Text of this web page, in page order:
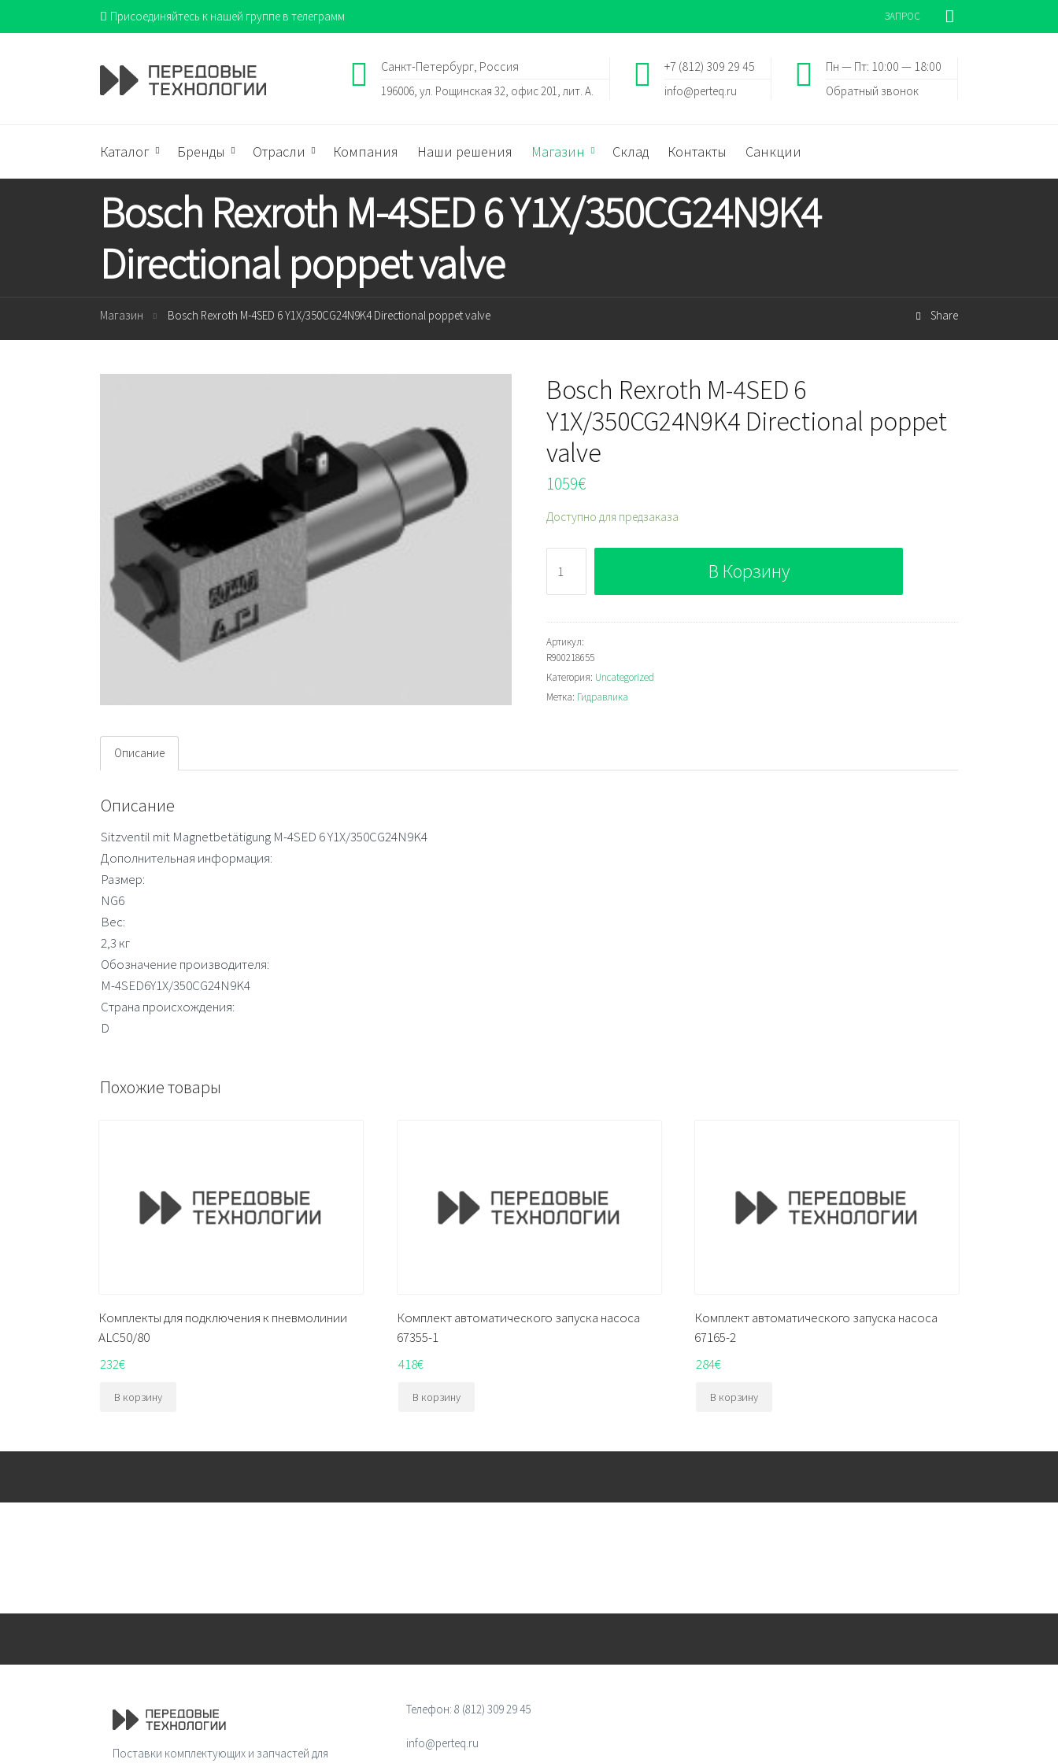
Присоединяйтесь к нашей группе в телеграмм ЗАПРОС
Пн — Пт: 10:00 — 18:00
Обратный звонок
+7 (812) 309 29 45
info@perteq.ru
Санкт-Петербург, Россия
196006, ул. Рощинская 32, офис 201, лит. А.
Каталог Бренды Отрасли Компания Наши решения Магазин Склад Контакты Санкции
Bosch Rexroth M-4SED 6 Y1X/350CG24N9K4
Directional poppet valve
Магазин Bosch Rexroth M-4SED 6 Y1X/350CG24N9K4 Directional poppet valve Share
Bosch Rexroth M-4SED 6
Y1X/350CG24N9K4 Directional poppet
valve
1059€
Доступно для предзаказа
Bosch
Rexroth
M-
4SED
6
Y1X/350CG24N9K4
Directional
В Корзину
Артикул:
R900218655
Категория: Uncategorized
Метка: Гидравлика
Описание
Описание
Sitzventil mit Magnetbetätigung M-4SED 6 Y1X/350CG24N9K4
Дополнительная информация:
Размер:
NG6
Вес:
2,3 кг
Обозначение производителя:
M-4SED6Y1X/350CG24N9K4
Страна происхождения:
D
Похожие товары
Комплекты для подключения к пневмолинии
ALC50/80
232€
В корзину
Комплект автоматического запуска насоса
67355-1
418€
В корзину
Комплект автоматического запуска насоса
67165-2
284€
В корзину
Поставки комплектующих и запчастей для
Телефон: 8 (812) 309 29 45
info@perteq.ru